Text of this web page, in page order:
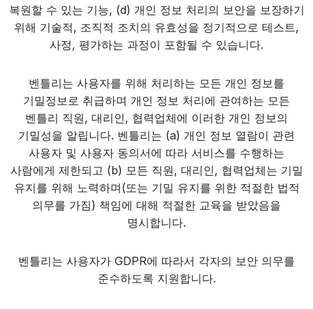
복원할 수 있는 기능, (d) 개인 정보 처리의 보안을 보장하기
위해 기술적, 조직적 조치의 유효성을 정기적으로 테스트,
사정, 평가하는 과정이 포함될 수 있습니다.
벤틀리는 사용자를 위해 처리하는 모든 개인 정보를
기밀정보로 취급하며 개인 정보 처리에 관여하는 모든
벤틀리 직원, 대리인, 협력업체에 이러한 개인 정보의
기밀성을 알립니다. 벤틀리는 (a) 개인 정보 열람이 관련
사용자 및 사용자 동의서에 따라 서비스를 수행하는
사람에게 제한되고 (b) 모든 직원, 대리인, 협력업체는 기밀
유지를 위해 노력하며(또는 기밀 유지를 위한 적절한 법적
의무를 가짐) 책임에 대해 적절한 교육을 받았음을
명시합니다.
벤틀리는 사용자가 GDPR에 따라서 각자의 보안 의무를
준수하도록 지원합니다.